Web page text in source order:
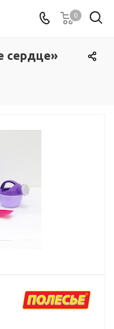
0
сердце»